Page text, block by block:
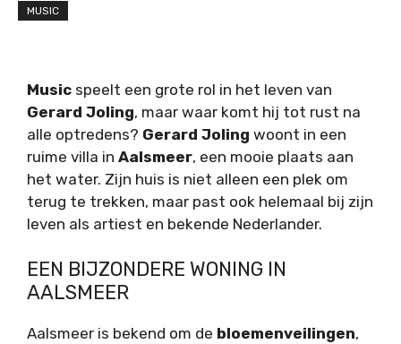
MUSIC
Music speelt een grote rol in het leven van
Gerard Joling, maar waar komt hij tot rust na
alle optredens? Gerard Joling woont in een
ruime villa in Aalsmeer, een mooie plaats aan
het water. Zijn huis is niet alleen een plek om
terug te trekken, maar past ook helemaal bij zijn
leven als artiest en bekende Nederlander.
EEN BIJZONDERE WONING IN
AALSMEER
Aalsmeer is bekend om de bloemenveilingen,